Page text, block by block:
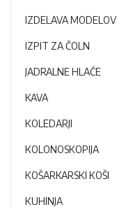
IZDELAVA MODELOV
IZPIT ZA ČOLN
JADRALNE HLAČE
KAVA
KOLEDARJI
KOLONOSKOPIJA
KOŠARKARSKI KOŠI
KUHINJA